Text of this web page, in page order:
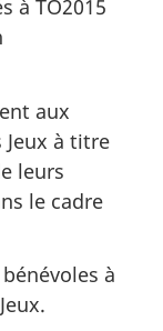
à TO2015
aux
Jeux à titre
leurs
le cadre
à